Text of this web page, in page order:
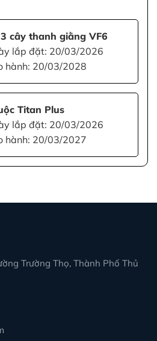
cây thanh giằng VF6
lắp đặt: 20/03/2026
hành: 20/03/2028
Titan Plus
lắp đặt: 20/03/2026
hành: 20/03/2027
Trường Thọ, Thành Phố Thủ